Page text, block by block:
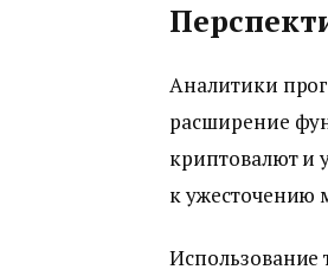
Аналитики
расширение
криптовалют и
к ужесточению
Использование